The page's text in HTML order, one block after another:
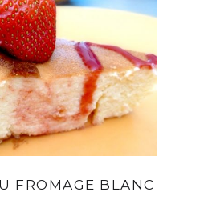
FROMAGE BLANC